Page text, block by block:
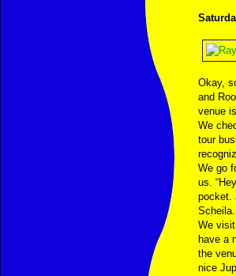
Okay,
and
venue
We
tour
We go
us.
pocket.
We
have a
the
nice